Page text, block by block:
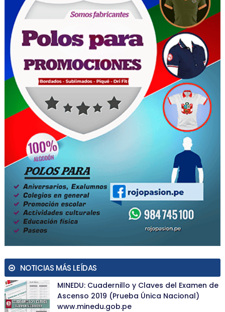
NOTICIAS MÁS LEÍDAS
MINEDU: Cuadernillo y Claves del Examen de
Ascenso 2019 (Prueba Única Nacional)
www.minedu.gob.pe